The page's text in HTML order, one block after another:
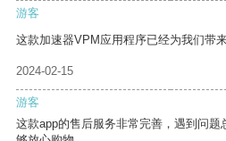
游客
这款加速器VPM应用程序已经为我们带
2024-02-15
游客
这款app的售后服务非常完善，遇到问